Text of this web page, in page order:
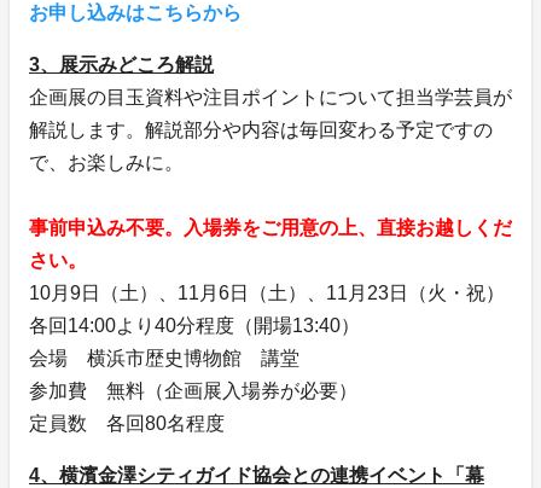
お申し込みはこちらから
3、展示みどころ解説
企画展の目玉資料や注目ポイントについて担当学芸員が
解説します。解説部分や内容は毎回変わる予定ですの
で、お楽しみに。
事前申込み不要。入場券をご用意の上、直接お越しくだ
さい。
10月9日（土）、11月6日（土）、11月23日（火・祝）
各回14:00より40分程度（開場13:40）
会場 横浜市歴史博物館 講堂
参加費 無料（企画展入場券が必要）
定員数 各回80名程度
4、横濱金澤シティガイド協会との連携イベント「幕